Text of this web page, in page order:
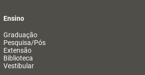
Ensino
Graduação
Pesquisa/Pós
Extensão
Biblioteca
Vestibular